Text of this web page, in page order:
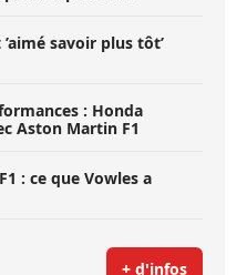
savoir plus tôt’
: Honda
Aston Martin F1
: ce que Vowles a
+ d'infos